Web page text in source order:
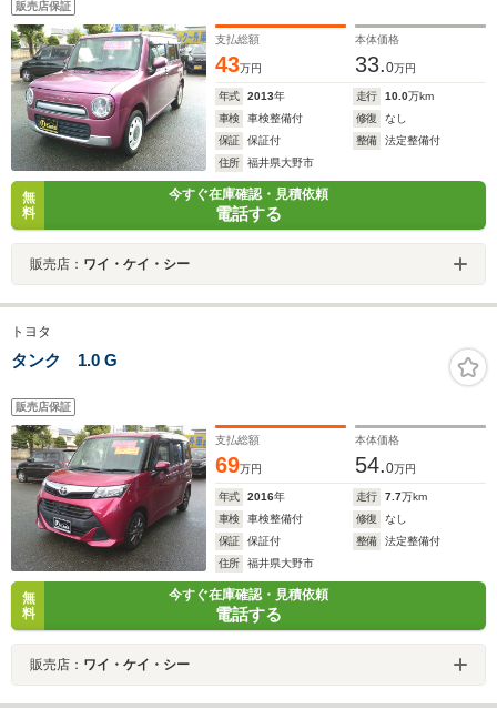
販売店保証
支払総額
43万円
本体価格
33.0万円
年式 2013年 走行 10.0万km
車検
車検整備付 修復
なし
保証
保証付 整備
法定整備付
住所
福井県大野市
無
料
今すぐ在庫確認・見積依頼
電話する
販売店： ワイ・ケイ・シー
トヨタ
タンク 1.0 G
販売店保証
支払総額
69万円
本体価格
54.0万円
年式 2016年 走行 7.7万km
車検
車検整備付 修復
なし
保証
保証付 整備
法定整備付
住所
福井県大野市
無
料
今すぐ在庫確認・見積依頼
電話する
販売店： ワイ・ケイ・シー